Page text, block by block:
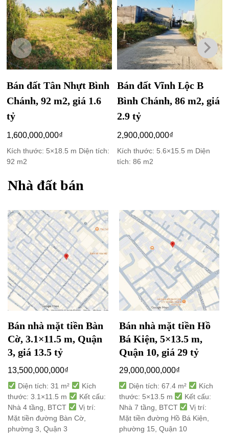
Bán đất Tân Nhựt Bình
Chánh, 92 m2, giá 1.6
tỷ
1,600,000,000₫
Kích thước: 5×18.5 m Diện tích:
92 m2
Bán đất Vĩnh Lộc B
Bình Chánh, 86 m2, giá
2.9 tỷ
2,900,000,000₫
Kích thước: 5.6×15.5 m Diện
tích: 86 m2
Nhà đất bán
Bán nhà mặt tiền Bàn
Cờ, 3.1×11.5 m, Quận
3, giá 13.5 tỷ
13,500,000,000₫
Diện tích: 31 m²
Kích
thước: 3.1×11.5 m
Kết cấu:
Nhà 4 tầng, BTCT
Vị trí:
Mặt tiền đường Bàn Cờ,
phường 3, Quận 3
Bán nhà mặt tiền Hồ
Bá Kiện, 5×13.5 m,
Quận 10, giá 29 tỷ
29,000,000,000₫
Diện tích: 67.4 m²
Kích
thước: 5×13.5 m
Kết cấu:
Nhà 7 tầng, BTCT
Vị trí:
Mặt tiền đường Hồ Bá Kiện,
phường 15, Quận 10